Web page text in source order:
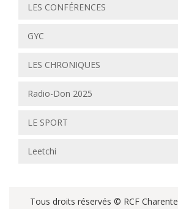
LES CONFÉRENCES
GYC
LES CHRONIQUES
Radio-Don 2025
LE SPORT
Leetchi
Tous droits réservés © RCF Charente